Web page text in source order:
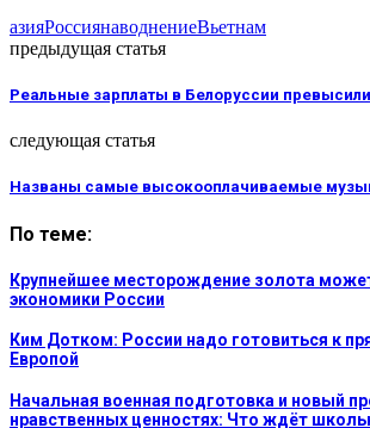
азияРоссиянаводнениеВьетнам
предыдущая статья
Реальные зарплаты в Белоруссии
следующая статья
Названы самые высокооплачиваемые
По теме:
Крупнейшее месторождение золота
экономики России
Ким Дотком: России надо готовиться к
Европой
Начальная военная подготовка и новый
нравственных ценностях: Что ждёт